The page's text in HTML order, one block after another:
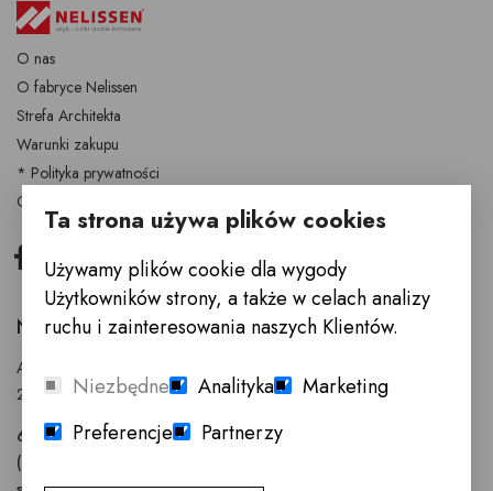
O nas
O fabryce Nelissen
Strefa Architekta
Warunki zakupu
* Polityka prywatności
Cegły i płytki Nelissen
Facebook
NELISSEN POLSKA (SALON INNE MEBLE)
Anny Walentynowicz 26
20-328 Lublin
603 752 799
(81) 745-96-30
Ta strona używa plików cookies
Używamy plików cookie dla wygody
Użytkowników strony, a także w celach analizy
ruchu i zainteresowania naszych Klientów.
Niezbędne Analityka
Marketing
Preferencje
Partnerzy